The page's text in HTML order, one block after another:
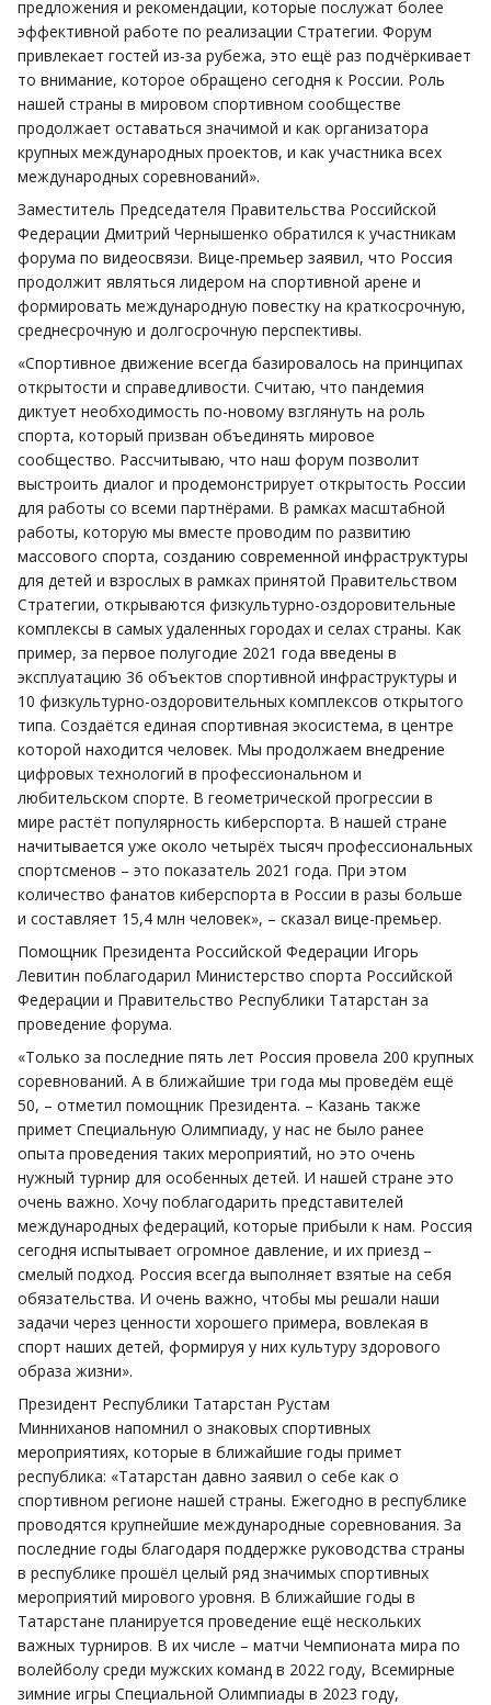
предложения и рекомендации, которые послужат более
эффективной работе по реализации Стратегии. Форум
привлекает гостей из-за рубежа, это ещё раз подчёркивает
то внимание, которое обращено сегодня к России. Роль
нашей страны в мировом спортивном сообществе
продолжает оставаться значимой и как организатора
крупных международных проектов, и как участника всех
международных соревнований».
Заместитель Председателя Правительства Российской
Федерации Дмитрий Чернышенко обратился к участникам
форума по видеосвязи. Вице-премьер заявил, что Россия
продолжит являться лидером на спортивной арене и
формировать международную повестку на краткосрочную,
среднесрочную и долгосрочную перспективы.
«Спортивное движение всегда базировалось на принципах
открытости и справедливости. Считаю, что пандемия
диктует необходимость по-новому взглянуть на роль
спорта, который призван объединять мировое
сообщество. Рассчитываю, что наш форум позволит
выстроить диалог и продемонстрирует открытость России
для работы со всеми партнёрами. В рамках масштабной
работы, которую мы вместе проводим по развитию
массового спорта, созданию современной инфраструктуры
для детей и взрослых в рамках принятой Правительством
Стратегии, открываются физкультурно-оздоровительные
комплексы в самых удаленных городах и селах страны. Как
пример, за первое полугодие 2021 года введены в
эксплуатацию 36 объектов спортивной инфраструктуры и
10 физкультурно-оздоровительных комплексов открытого
типа. Создаётся единая спортивная экосистема, в центре
которой находится человек. Мы продолжаем внедрение
цифровых технологий в профессиональном и
любительском спорте. В геометрической прогрессии в
мире растёт популярность киберспорта. В нашей стране
начитывается уже около четырёх тысяч профессиональных
спортсменов – это показатель 2021 года. При этом
количество фанатов киберспорта в России в разы больше
и составляет 15,4 млн человек», – сказал вице-премьер.
Помощник Президента Российской Федерации Игорь
Левитин поблагодарил Министерство спорта Российской
Федерации и Правительство Республики Татарстан за
проведение форума.
«Только за последние пять лет Россия провела 200 крупных
соревнований. А в ближайшие три года мы проведём ещё
50, – отметил помощник Президента. – Казань также
примет Специальную Олимпиаду, у нас не было ранее
опыта проведения таких мероприятий, но это очень
нужный турнир для особенных детей. И нашей стране это
очень важно. Хочу поблагодарить представителей
международных федераций, которые прибыли к нам. Россия
сегодня испытывает огромное давление, и их приезд –
смелый подход. Россия всегда выполняет взятые на себя
обязательства. И очень важно, чтобы мы решали наши
задачи через ценности хорошего примера, вовлекая в
спорт наших детей, формируя у них культуру здорового
образа жизни».
Президент Республики Татарстан Рустам
Минниханов напомнил о знаковых спортивных
мероприятиях, которые в ближайшие годы примет
республика: «Татарстан давно заявил о себе как о
спортивном регионе нашей страны. Ежегодно в республике
проводятся крупнейшие международные соревнования. За
последние годы благодаря поддержке руководства страны
в республике прошёл целый ряд значимых спортивных
мероприятий мирового уровня. В ближайшие годы в
Татарстане планируется проведение ещё нескольких
важных турниров. В их числе – матчи Чемпионата мира по
волейболу среди мужских команд в 2022 году, Всемирные
зимние игры Специальной Олимпиады в 2023 году,